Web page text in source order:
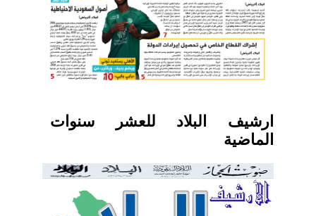
ارشيف البلاد للعشر سنوات
الماضية